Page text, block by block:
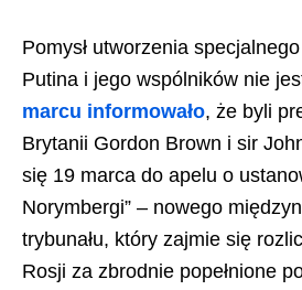
Pomysł utworzenia
Putina i jego wspólników nie
marcu informowało, że byli
Brytanii Gordon Brown i sir
się 19 marca do apelu o
Norymbergi” – nowego
trybunału, który zajmie się
Rosji za zbrodnie popełnione